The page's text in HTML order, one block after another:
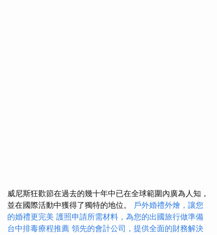
威尼斯狂歡節在過去的幾十年中已在全球範圍內廣為人知，
並在國際活動中獲得了獨特的地位。 戶外婚禮外燴，讓您
的婚禮更完美 護照申請所需材料，為您的出國旅行做準備
台中排毒療程推薦 領先的會計公司，提供全面的財務解決